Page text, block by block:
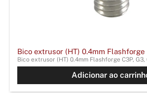
Bico extrusor (HT) 0.4mm Flashforge
Bico extrusor (HT) 0.4mm Flashforge C3P, G3,
Adicionar ao